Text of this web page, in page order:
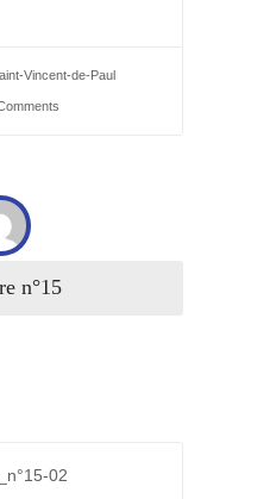
Vincent-de-Paul
n°15
02